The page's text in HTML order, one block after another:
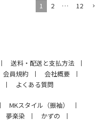
1
2 … 12
送料・配送と支払方法
会員規約
会社概要
よくある質問
MKスタイル（振袖）
夢楽染 かずの